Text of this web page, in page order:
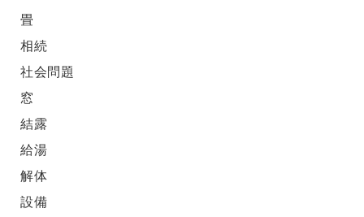
畳
相続
社会問題
窓
結露
給湯
解体
設備